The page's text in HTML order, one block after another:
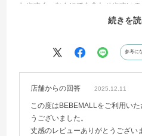
しやすく、なんにでも合わせやすいの
太ももぐらいまでありますが平均ぐ
続きを
参考に
店舗からの回答 2025.12.11
この度はBEBEMALLをご利用いた
うございました。
丈感のレビューありがとうござい